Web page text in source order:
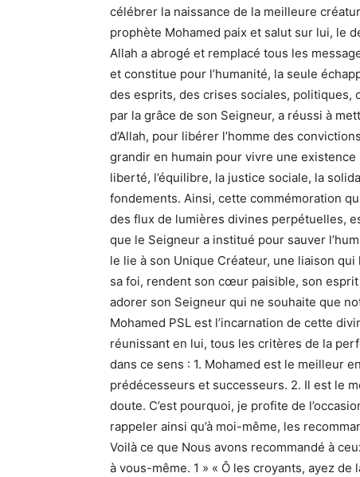
célébrer la naissance de la meilleure
prophète Mohamed paix et salut sur lui, le
Allah a abrogé et remplacé tous les
et constitue pour l’humanité, la seule
des esprits, des crises sociales, politiques,
par la grâce de son Seigneur, a réussi à
d’Allah, pour libérer l’homme des
grandir en humain pour vivre une
liberté, l’équilibre, la justice sociale, la
fondements. Ainsi, cette commémoration
des flux de lumières divines perpétuelles,
que le Seigneur a institué pour sauver
le lie à son Unique Créateur, une liaison
sa foi, rendent son cœur paisible, son
adorer son Seigneur qui ne souhaite que
Mohamed PSL est l’incarnation de cette
réunissant en lui, tous les critères de la
dans ce sens : 1. Mohamed est le meilleur
prédécesseurs et successeurs. 2. Il est le
doute. C’est pourquoi, je profite de
rappeler ainsi qu’à moi-même, les
Voilà ce que Nous avons recommandé à
à vous-même. 1 » « Ô les croyants, ayez